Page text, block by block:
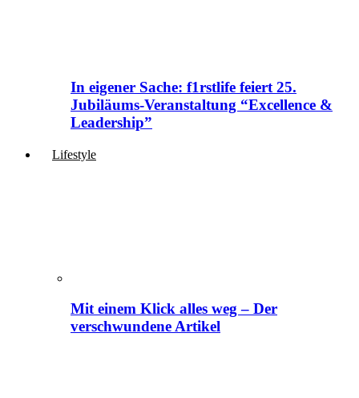
In eigener Sache: f1rstlife feiert 25.
Jubiläums-Veranstaltung “Excellence &
Leadership”
Lifestyle
Mit einem Klick alles weg – Der
verschwundene Artikel